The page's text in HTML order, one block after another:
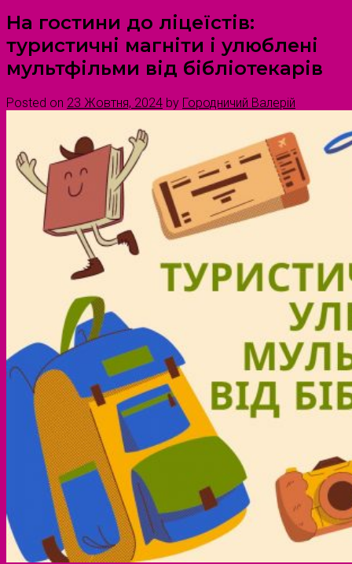
На гостини до ліцеїстів:
туристичні магніти і улюблені
мультфільми від бібліотекарів
Posted on 23 Жовтня, 2024 by Городничий Валерій